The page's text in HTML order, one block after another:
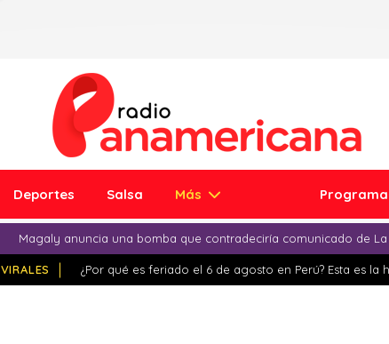
Deportes Salsa Más
Magaly anuncia una bomba que contradeciría comunicado de La
VIRALES ¿Por qué es feriado el 6 de agosto en Perú? Esta es la